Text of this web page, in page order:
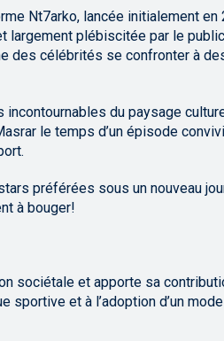
Nt7arko, lancée initialement en
plébiscitée par le
des célébrités se confronter à
du paysage
le temps d’un épisode
préférées sous un nouveau
à bouger!
sociétale et apporte sa
sportive et à l’adoption d’un